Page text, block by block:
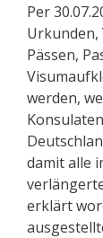
Per
Urkunden,
Pässen,
werden,
damit alle
erklärt